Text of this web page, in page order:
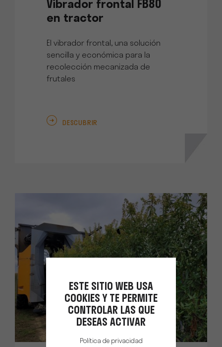
Vibrador frontal FB80
en tractor
El vibrador frontal, una solución
sencilla y económica para la
recolección mecanizada de
frutales
DESCUBRIR
ESTE SITIO WEB USA
COOKIES Y TE PERMITE
CONTROLAR LAS QUE
DESEAS ACTIVAR
Política de privacidad